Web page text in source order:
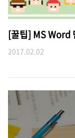
[꿀팁] MS Word
2017.02.02